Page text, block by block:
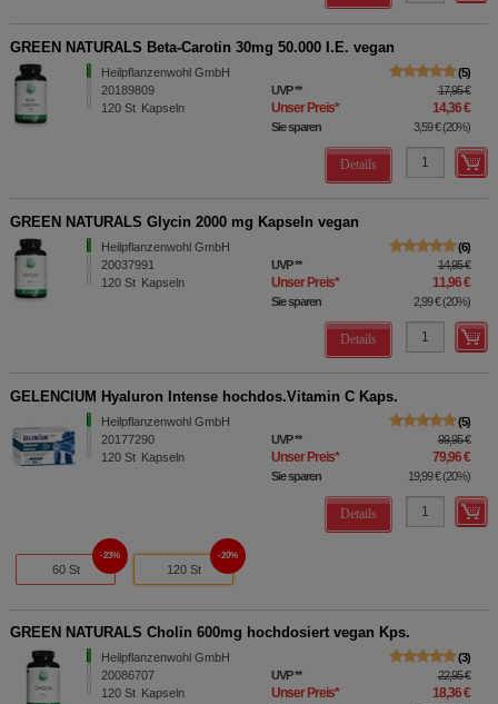
GREEN NATURALS Beta-Carotin 30mg 50.000 I.E. vegan
Heilpflanzenwohl GmbH
20189809
120 St Kapseln
5
UVP** 17,95 €
Unser Preis* 14,36 €
Sie sparen 3,59 €(20%)
Details
GREEN NATURALS Glycin 2000 mg Kapseln vegan
Heilpflanzenwohl GmbH
20037991
120 St Kapseln
6
UVP** 14,95 €
Unser Preis* 11,96 €
Sie sparen 2,99 €(20%)
Details
GELENCIUM Hyaluron Intense hochdos.Vitamin C Kaps.
Heilpflanzenwohl GmbH
20177290
120 St Kapseln
5
UVP** 99,95 €
Unser Preis* 79,96 €
Sie sparen 19,99 €(20%)
Details
60 St
23%
120 St
20%
GREEN NATURALS Cholin 600mg hochdosiert vegan Kps.
Heilpflanzenwohl GmbH
20086707
120 St Kapseln
3
UVP** 22,95 €
Unser Preis* 18,36 €